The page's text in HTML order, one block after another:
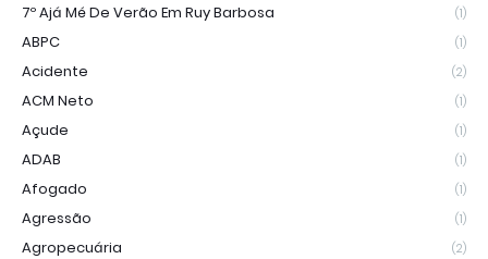
7º Ajá Mé De Verão Em Ruy Barbosa (1)
ABPC (1)
Acidente (2)
ACM Neto (1)
Açude (1)
ADAB (1)
Afogado (1)
Agressão (1)
Agropecuária (2)